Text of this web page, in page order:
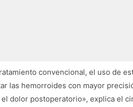
convencional, el uso de
las hemorroides con mayor
dolor postoperatorio», explica el